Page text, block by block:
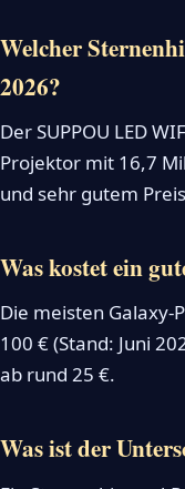
Welcher
2026?
Der SUPPOU LED
Projektor mit 16,7
und sehr gutem
Was kostet ein
Die meisten Galaxy-
100 € (Stand: Juni
ab rund 25 €.
Was ist der